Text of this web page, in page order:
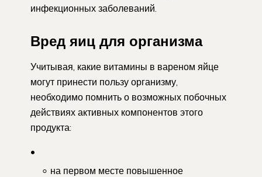
инфекционных заболеваний.
Вред яиц для организма
Учитывая, какие витамины в вареном яйце
могут принести пользу организму,
необходимо помнить о возможных побочных
действиях активных компонентов этого
продукта:
на первом месте повышенное